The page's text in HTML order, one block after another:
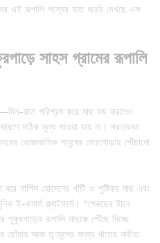
এই রূপালি শস্যের হাত ধরেই দেখছে এক
সাহস গ্রামের রূপালি
রাত পরিশ্রম করে মাছ বড় করলেও
সঠিক মূল্য পাওয়া যায় না। প্রত্যন্ত
ভোজনরসিক মানুষের দোরগোড়ায় পৌঁছানো
নার্গিস হোসেনের খাঁটি ও পুষ্টিকর মাছ এবং
ই-কমার্স প্ল্যাটফর্মে। “শেকড়ের টানে
পুকুরপাড়ের রূপালি মাছকে পৌঁছে দিচ্ছে
ছোঁয়ায় আজ তৃণমূলের মৎস্য খাতের নারীরা